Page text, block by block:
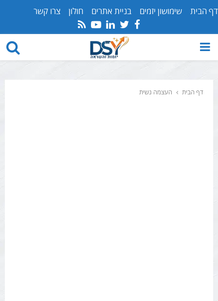
דף הבית שימושון יזמים בניית אתרים חולון צרו קשר
Facebook
Twitter
Linkedin
Youtube
Rss
PRIMARY
דף הבית העצמה נשית